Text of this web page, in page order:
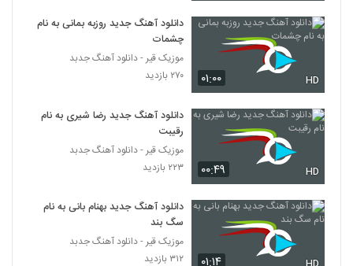
2777
۲۹۹ بازدید
2778
Davood Servati Dooset Daram
۲۶۱ بازدید
رامین صاحبی آهنگ جهان بی قرار
2780
دانلود آهنگ رضا مدنی نت عاشقی
۳۲۹ بازدید
دانلود آهنگ راما (جدید) لیلا
۰۱:۰۰ HD
دانلود آهنگ جدید روزبه بمانی به نام
چشمات
موزیک قیر - دانلود آهنگ جدبد
۲۷۰ بازدید
۰۰:۴۹ HD
دانلود آهنگ جدید رضا شیری به نام
رقیبت
موزیک قیر - دانلود آهنگ جدبد
۲۲۳ بازدید
دانلود آهنگ جدید بهنام بانی به نام
سگ بند
موزیک قیر - دانلود آهنگ جدبد
۳۱۲ بازدید